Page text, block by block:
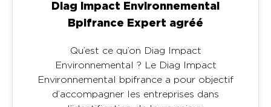
Diag Impact Environnemental
Bpifrance Expert agréé
Qu’est ce qu’on Diag Impact
Environnemental ? Le Diag Impact
Environnemental bpifrance a pour objectif
d’accompagner les entreprises dans